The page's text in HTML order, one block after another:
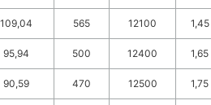
109,04 565 12100 1,45
95,94 500 12400 1,65
90,59 470 12500 1,75